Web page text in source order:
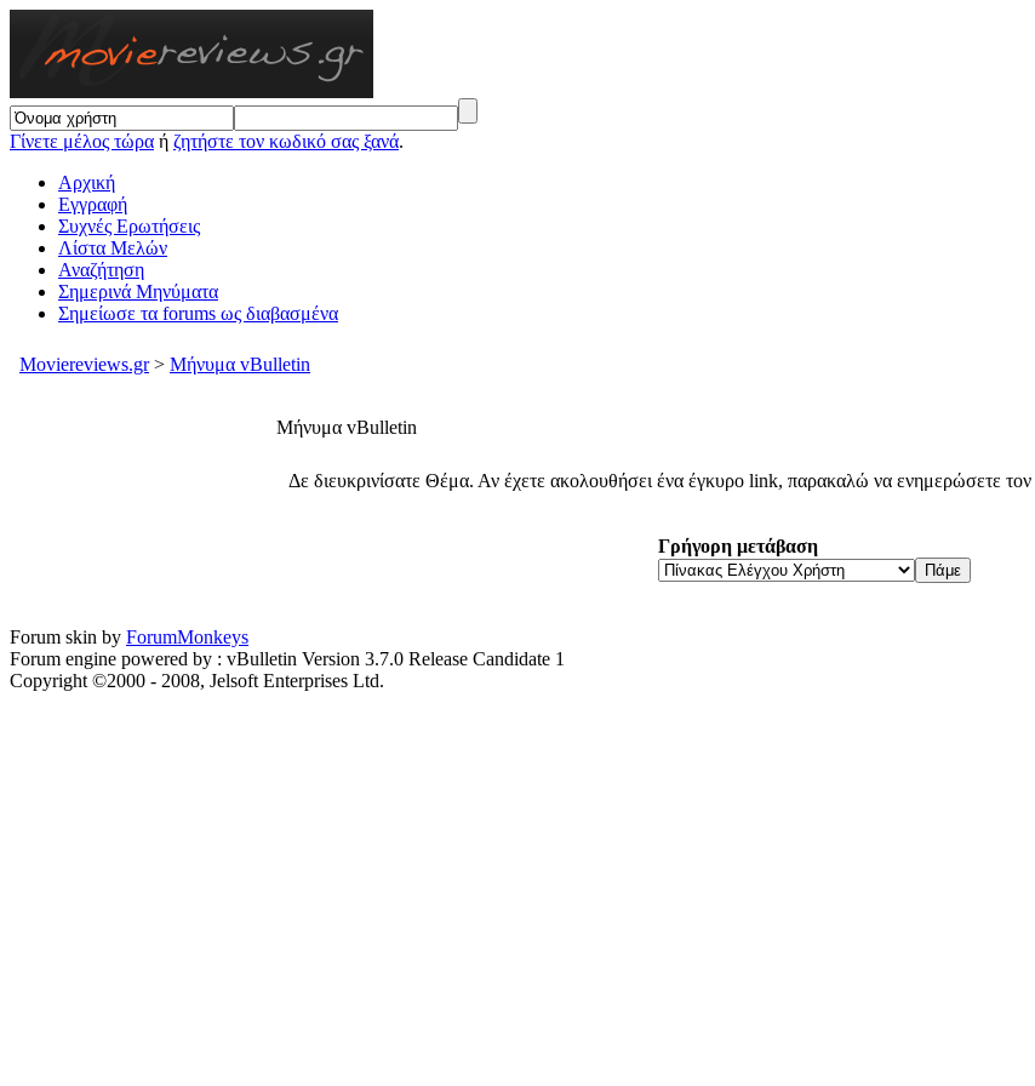
Γίνετε μέλος τώρα ή ζητήστε τον κωδικό σας ξανά.
Αρχική
Εγγραφή
Συχνές Ερωτήσεις
Λίστα Μελών
Αναζήτηση
Σημερινά Μηνύματα
Σημείωσε τα forums ως διαβασμένα
Moviereviews.gr> Μήνυμα vBulletin
Μήνυμα vBulletin
Δε διευκρινίσατε Θέμα. Αν έχετε ακολουθήσει ένα έγκυρο link, παρακαλώ να ενημερώσετε τον
Γρήγορη μετάβαση
Forum skin by ForumMonkeys
Forum engine powered by : vBulletin Version 3.7.0 Release Candidate 1
Copyright ©2000 - 2008, Jelsoft Enterprises Ltd.